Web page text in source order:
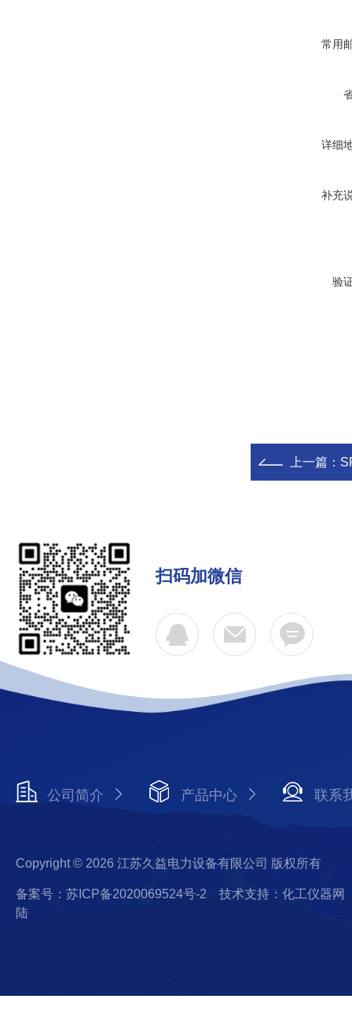
常用
详细
补充
验
上一篇：
扫码加微信
公司简介 产品中心 联系
Copyright © 2026 江苏久益电力设备有限公司 版权所有
备案号：苏ICP备2020069524号-2
技术支持：化工仪器网
陆